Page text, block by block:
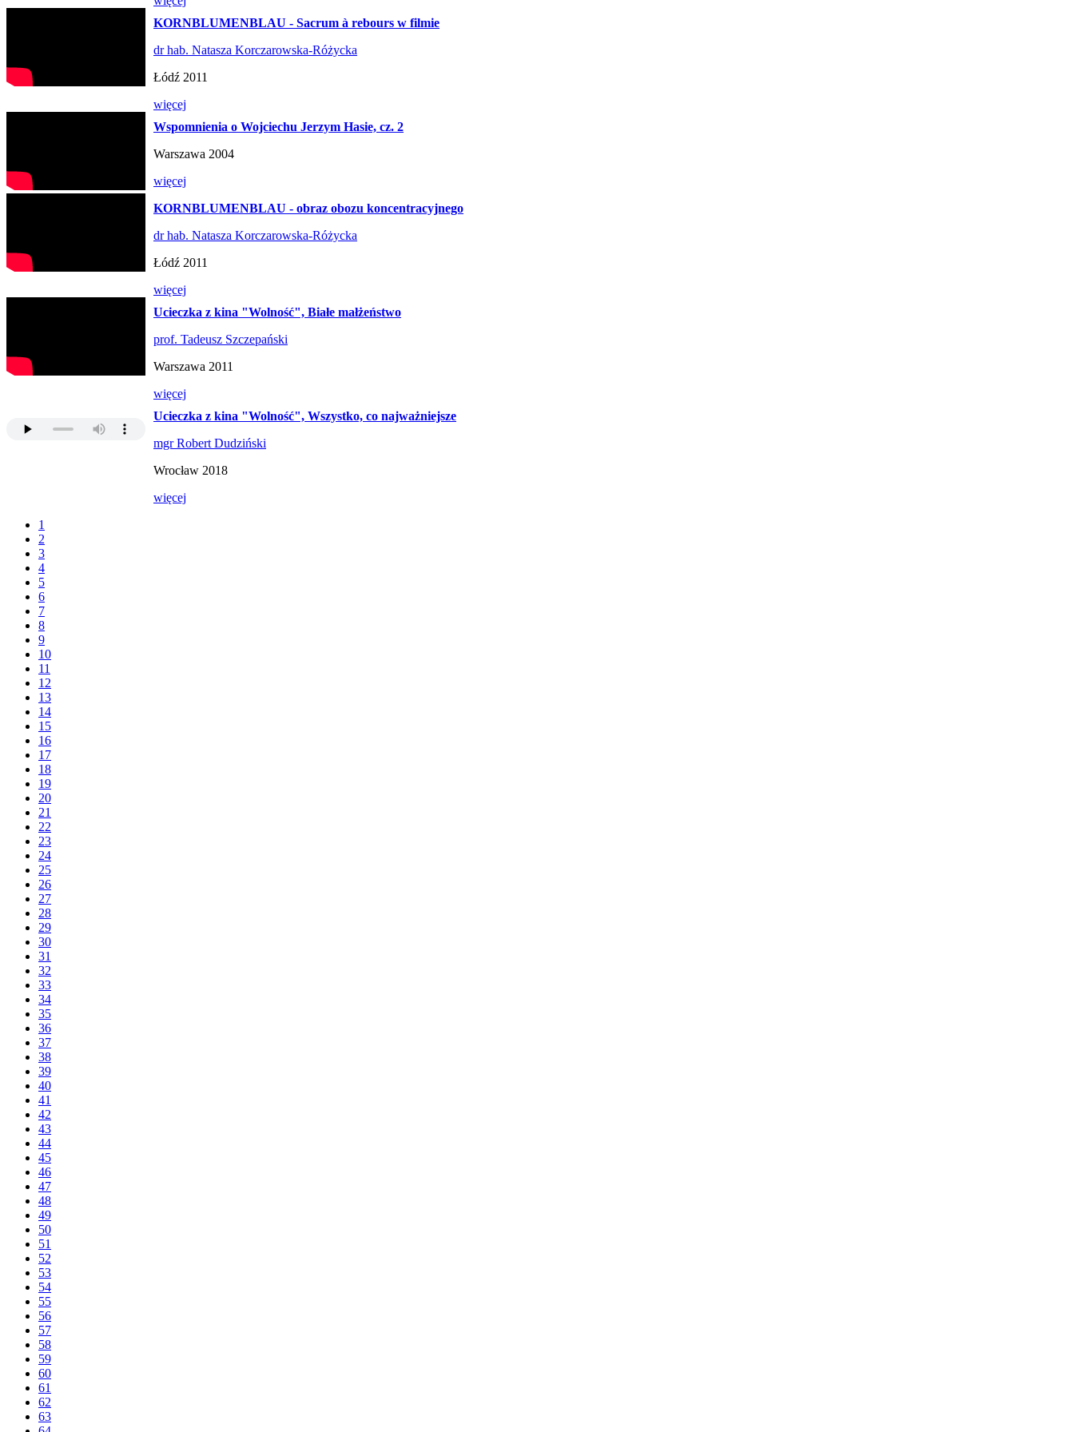
KORNBLUMENBLAU - Sacrum à rebours w filmie
dr hab. Natasza Korczarowska-Różycka
Łódź 2011
więcej
Wspomnienia o Wojciechu Jerzym Hasie, cz. 2
Warszawa 2004
więcej
KORNBLUMENBLAU - obraz obozu koncentracyjnego
dr hab. Natasza Korczarowska-Różycka
Łódź 2011
więcej
Ucieczka z kina "Wolność", Białe małżeństwo
prof. Tadeusz Szczepański
Warszawa 2011
więcej
Ucieczka z kina "Wolność", Wszystko, co najważniejsze
mgr Robert Dudziński
Wrocław 2018
więcej
1
2
3
4
5
6
7
8
9
10
11
12
13
14
15
16
17
18
19
20
21
22
23
24
25
26
27
28
29
30
31
32
33
34
35
36
37
38
39
40
41
42
43
44
45
46
47
48
49
50
51
52
53
54
55
56
57
58
59
60
61
62
63